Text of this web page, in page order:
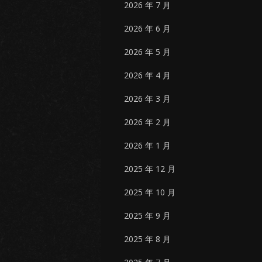
2026 年 7 月
2026 年 6 月
2026 年 5 月
2026 年 4 月
2026 年 3 月
2026 年 2 月
2026 年 1 月
2025 年 12 月
2025 年 10 月
2025 年 9 月
2025 年 8 月